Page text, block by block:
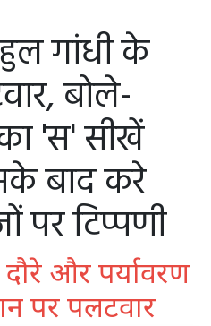
गांधी के
बोले-
'स' सीखें
बाद करे
पर टिप्पणी
और पर्यावरण
पर पलटवार